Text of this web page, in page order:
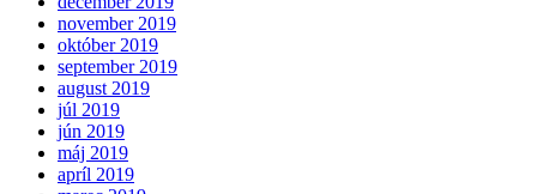
november 2019
október 2019
september 2019
august 2019
júl 2019
jún 2019
máj 2019
apríl 2019